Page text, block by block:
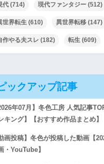
代 (714) 現代ファンタジー (512)
世界転生 (610) 異世界転移 (147)
作やる夫スレ (182) 転生 (609)
ックアップ記事
年07月】冬色工房 人気記事
キング】【おすすめ作品まとめ】
画投稿】冬色が投稿した動画【
・YouTube】